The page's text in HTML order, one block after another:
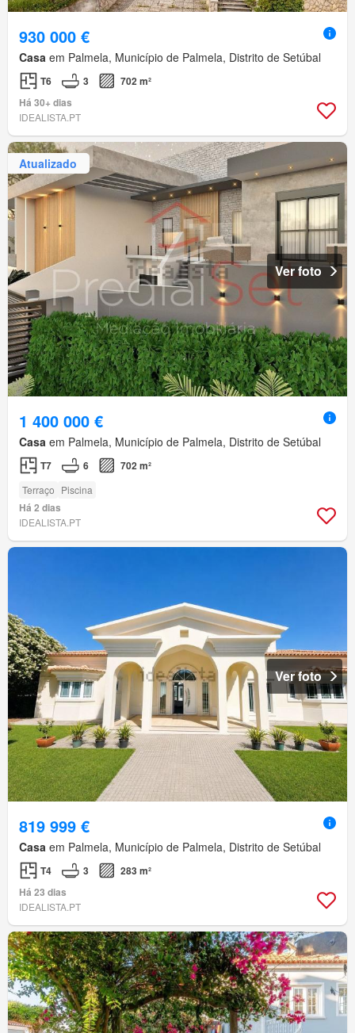
930 000 €
Casa em Palmela, Município de Palmela, Distrito de Setúbal
T6 3
702 m²
Há 30+ dias
IDEALISTA.PT
Atualizado
Ver foto
1 400 000 €
Casa em Palmela, Município de Palmela, Distrito de Setúbal
T7 6 702 m²
Terraço Piscina
Há 2 dias
IDEALISTA.PT
Ver foto
819 999 €
Casa em Palmela, Município de Palmela, Distrito de Setúbal
T4 3
283 m²
Há 23 dias
IDEALISTA.PT